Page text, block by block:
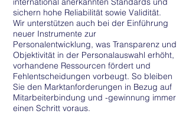
sichern hohe Reliabilität sowie Validität.
Wir unterstützen auch bei der Einführung
neuer Instrumente zur
Personalentwicklung, was Transparenz und
Objektivität in der Personalauswahl erhöht,
vorhandene Ressourcen fördert und
Fehlentscheidungen vorbeugt. So bleiben
Sie den Marktanforderungen in Bezug auf
Mitarbeiterbindung und -gewinnung immer
einen Schritt voraus.